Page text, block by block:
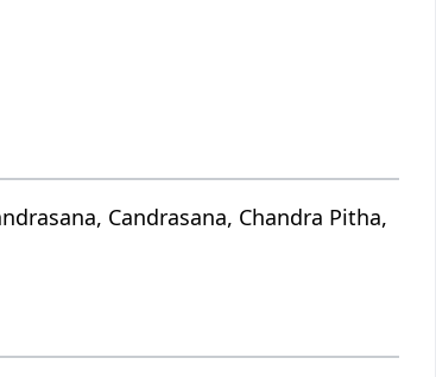
Candrasana, Chandra Pitha,